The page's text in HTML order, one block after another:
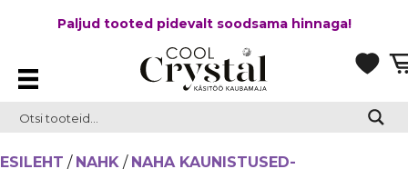
Paljud tooted pidevalt soodsama hinnaga!
ESILEHT / NAHK / NAHA KAUNISTUSED-